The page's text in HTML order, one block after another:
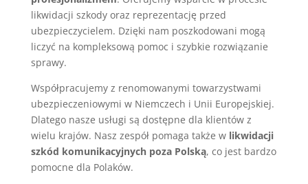
likwidacji szkody oraz reprezentację przed
ubezpieczycielem. Dzięki nam poszkodowani mogą
liczyć na kompleksową pomoc i szybkie rozwiązanie
sprawy.
Współpracujemy z renomowanymi towarzystwami
ubezpieczeniowymi w Niemczech i Unii Europejskiej.
Dlatego nasze usługi są dostępne dla klientów z
wielu krajów. Nasz zespół pomaga także w likwidacji
szkód komunikacyjnych poza Polską, co jest bardzo
pomocne dla Polaków.